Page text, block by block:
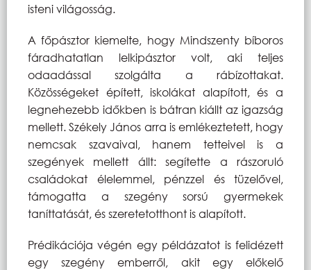
isteni világosság.
A főpásztor kiemelte, hogy Mindszenty bíboros
fáradhatatlan lelkipásztor volt, aki teljes
odaadással szolgálta a rábízottakat.
Közösségeket épített, iskolákat alapított, és a
legnehezebb időkben is bátran kiállt az igazság
mellett. Székely János arra is emlékeztetett, hogy
nemcsak szavaival, hanem tetteivel is a
szegények mellett állt: segítette a rászoruló
családokat élelemmel, pénzzel és tüzelővel,
támogatta a szegény sorsú gyermekek
taníttatását, és szeretetotthont is alapított.
Prédikációja végén egy példázatot is felidézett
egy szegény emberről, akit egy előkelő